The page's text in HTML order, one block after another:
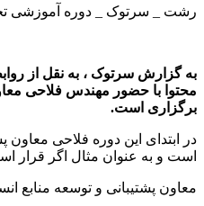
رشت _ سرتوک _ دوره آموزشی
به گزارش سرتوک ، به نقل از
محتوا با حضور مهندس فلاحی
برگزاری است.
در ابتدای این دوره فلاحی
است و به عنوان مثال اگر قرار
معاون پشتیبانی و توسعه منابع